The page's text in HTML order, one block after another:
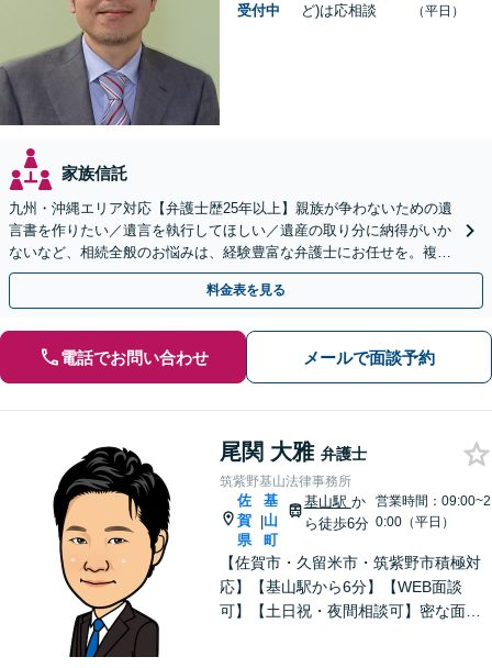
受付中
ど)は応相談
（平日）
家族信託
九州・沖縄エリア対応【弁護士歴25年以上】親族が争わないための遺
言書を作りたい／遺言を執行してほしい／遺産の取り分に納得がいか
ないなど、相続全般のお悩みは、経験豊富な弁護士にお任せを。複雑
な問題も粘り強く対応し、解決に導きます。
料金表を見る
電話でお問い合わせ メールで面談予約
尾関 大雅 弁護士
筑紫野基山法律事務所
佐
賀
県
|
基
山
町
基山駅 か
ら徒歩6分
営業時間：09:00~2
0:00（平日）
【佐賀市・久留米市・筑紫野市積極対
応】【基山駅から6分】【WEB面談
可】【土日祝・夜間相談可】密な面談